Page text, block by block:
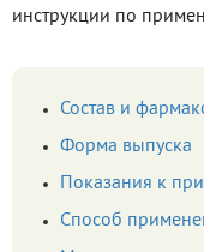
инструкции по
Состав и
Форма выпуска
Показания к
Способ